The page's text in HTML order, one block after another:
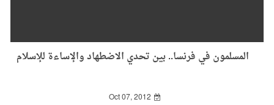
المسلمون في فرنسا.. بين تحدي الاضطهاد والإساءة للإسلام
Oct 07, 2012